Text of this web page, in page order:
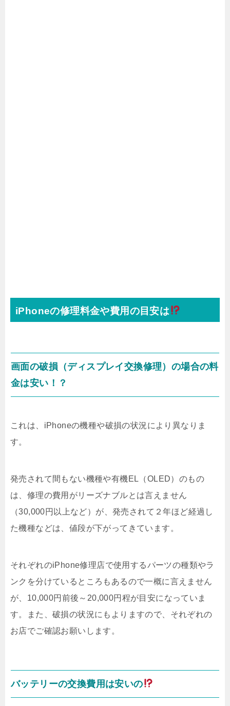
iPhoneの修理料金や費用の目安は
画面の破損（ディスプレイ交換修理）の場合の料
金は安い！？
これは、iPhoneの機種や破損の状況により異なりま
す。
発売されて間もない機種や有機EL（OLED）のもの
は、修理の費用がリーズナブルとは言えません
（30,000円以上など）が、発売されて２年ほど経過し
た機種などは、値段が下がってきています。
それぞれのiPhone修理店で使用するパーツの種類やラ
ンクを分けているところもあるので一概に言えません
が、10,000円前後～20,000円程が目安になっていま
す。また、破損の状況にもよりますので、それぞれの
お店でご確認お願いします。
バッテリーの交換費用は安いの